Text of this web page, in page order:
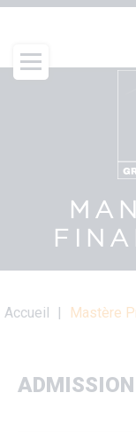
Aller
contenu
principal
Fil
Accueil Mastère